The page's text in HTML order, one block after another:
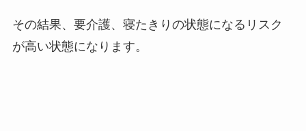
その結果、要介護、寝たきりの状態になるリスク
が高い状態になります。